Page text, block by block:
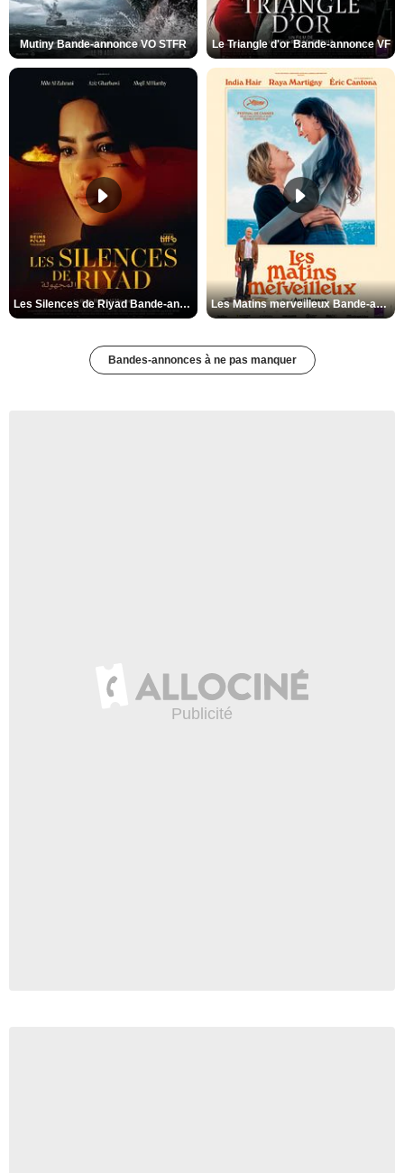
Mutiny Bande-annonce VO STFR Le Triangle d'or Bande-annonce VF
Les Silences de Riyad Bande-annonce VO STFR Les Matins merveilleux Bande-annonce VF
Bandes-annonces à ne pas manquer